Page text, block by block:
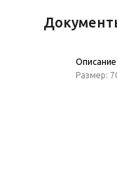
Описание
Размер: